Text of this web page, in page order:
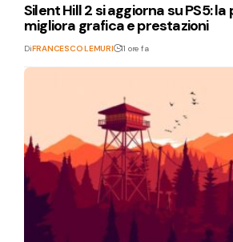
Silent Hill 2 si aggiorna su PS5: la
migliora grafica e prestazioni
DiFRANCESCO LEMURI 11 ore fa